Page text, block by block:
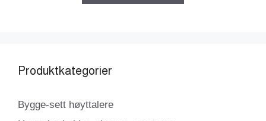
Produktkategorier
Bygge-sett høyttalere